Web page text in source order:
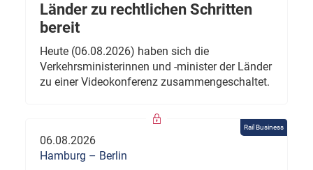
Länder zu rechtlichen Schritten
bereit
Heute (06.08.2026) haben sich die
Verkehrsministerinnen und -minister der Länder
zu einer Videokonferenz zusammengeschaltet.
Rail Business
06.08.2026
Hamburg – Berlin